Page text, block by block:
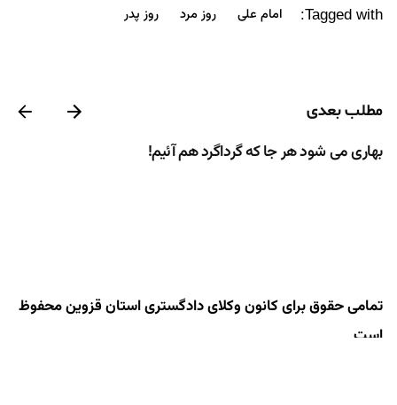
Tagged with: امام علی روز مرد روز پدر
مطلب بعدی
بهاری می شود هر جا که گرداگرد هم آئیم!
تمامی حقوق برای کانون وکلای دادگستری استان قزوین محفوظ
است